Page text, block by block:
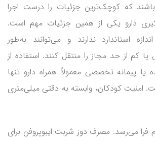
که کوچک‌ترین جزئیات را درست اجرا
دارو یکی از همین جزئیات مهم است.
استاندارد ندارند و می‌توانند به‌طور
کم از حد مجاز را منتقل کنند. استفاده از
پیمانه تخصصی معمولاً همراه دارو تنها
امنیت کودکان، وابسته به دقتی میلی‌متری
فرا می‌رسد. مصرف دوز شربت ایبوپروفن برای